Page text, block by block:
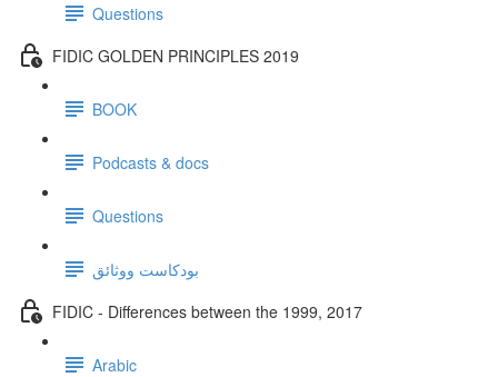
Questions
FIDIC GOLDEN PRINCIPLES 2019
BOOK
Podcasts & docs
Questions
بودكاست ووثائق
FIDIC - Differences between the 1999, 2017
Arabic